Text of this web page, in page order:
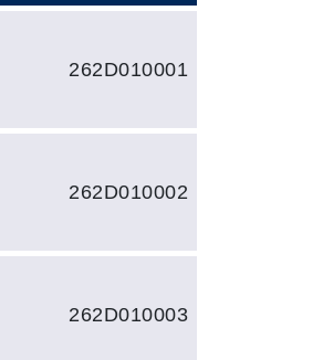
262D010001
262D010002
262D010003